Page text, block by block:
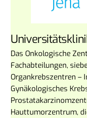
Das Onkologische
Fachabteilungen,
Organkrebszentren –
Gynäkologisches
Hauttumorzentrum,